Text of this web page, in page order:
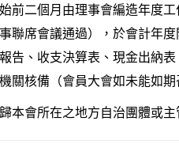
前二個月由理事會編造年度
聯席會議通過），於會計年
告、收支決算表、現金出納
關核備（會員大會如未能如
本會所在之地方自治團體或主